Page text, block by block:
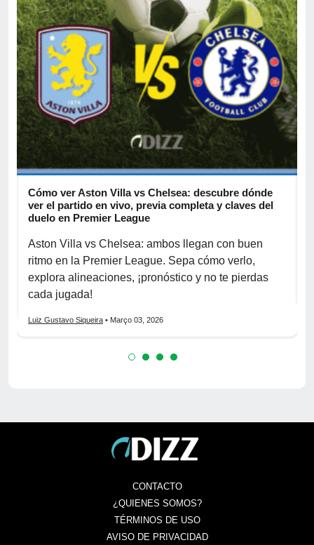
Cómo ver Aston Villa vs Chelsea: descubre dónde
ver el partido en vivo, previa completa y claves del
duelo en Premier League
Aston Villa vs Chelsea: ambos llegan con buen
ritmo en la Premier League. Sepa cómo verlo,
explora alineaciones, ¡pronóstico y no te pierdas
cada jugada!
Luiz Gustavo Siqueira • Março 03, 2026
CONTACTO
¿QUIENES SOMOS?
TÉRMINOS DE USO
AVISO DE PRIVACIDAD